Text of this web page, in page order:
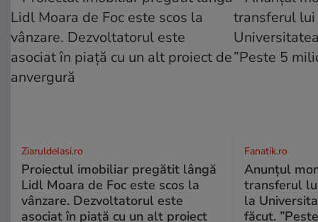
ZiaruldeIasi.ro
Proiectul imobiliar pregătit lângă
Lidl Moara de Foc este scos la
vânzare. Dezvoltatorul este
asociat în piață cu un alt proiect
Fanatik.ro
Anunțul
transferul
la
făcut.